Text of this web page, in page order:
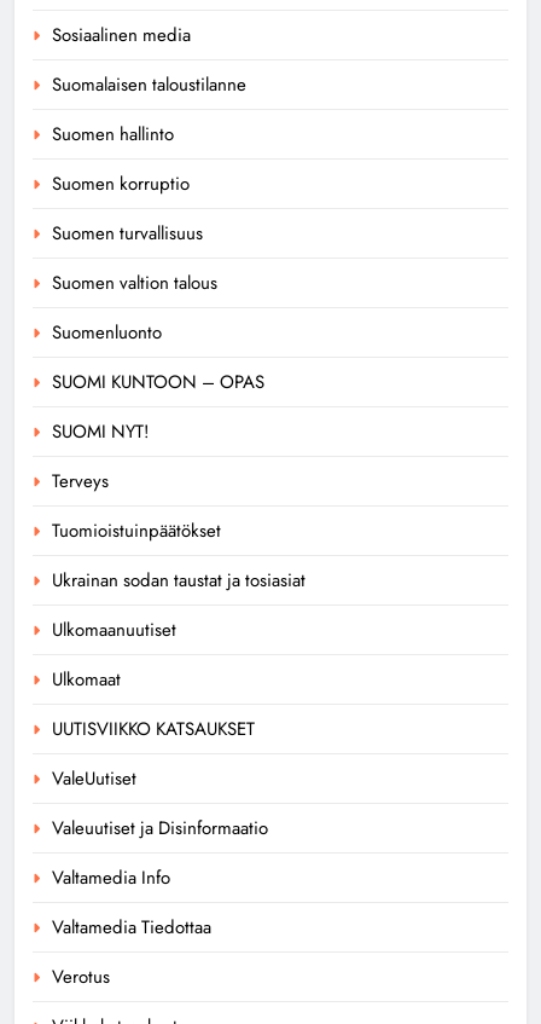
Sosiaalinen media
Suomalaisen taloustilanne
Suomen hallinto
Suomen korruptio
Suomen turvallisuus
Suomen valtion talous
Suomenluonto
SUOMI KUNTOON – OPAS
SUOMI NYT!
Terveys
Tuomioistuinpäätökset
Ukrainan sodan taustat ja tosiasiat
Ulkomaanuutiset
Ulkomaat
UUTISVIIKKO KATSAUKSET
ValeUutiset
Valeuutiset ja Disinformaatio
Valtamedia Info
Valtamedia Tiedottaa
Verotus